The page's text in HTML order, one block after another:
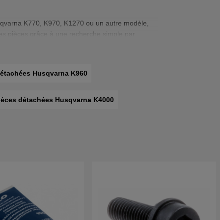
K770, K970, K1270 ou un autre modèle,
pièces grâce à une recherche simple par
Husqvarna K960
détachées Husqvarna K4000